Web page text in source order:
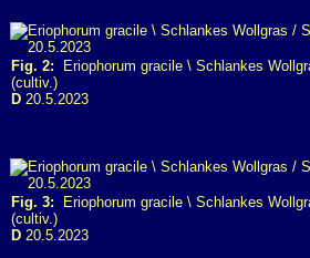
Fig. 2: Eriophorum gracile \ Schlankes
(cultiv.)
D 20.5.2023
Fig. 3: Eriophorum gracile \ Schlankes
(cultiv.)
D 20.5.2023